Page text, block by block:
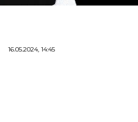
16.05.2024, 14:45